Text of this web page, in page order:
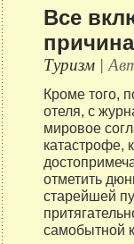
Все
Туризм |
Кроме того,
отеля, с
мировое
катастрофе,
отметить
старейшей
самобытной